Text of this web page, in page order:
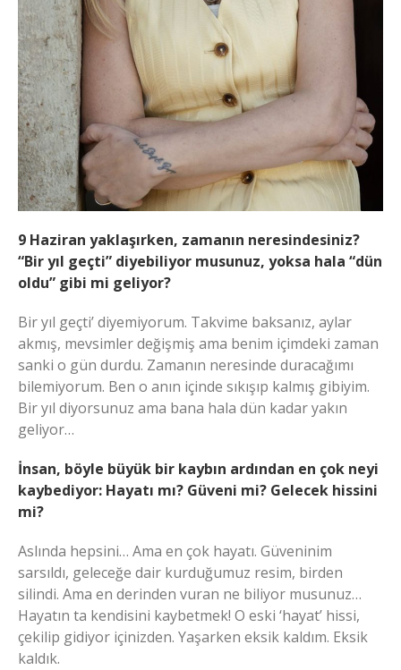
9 Haziran yaklaşırken, zamanın neresindesiniz?
“Bir yıl geçti” diyebiliyor musunuz, yoksa hala “dün
oldu” gibi mi geliyor?
Bir yıl geçti’ diyemiyorum. Takvime baksanız, aylar
akmış, mevsimler değişmiş ama benim içimdeki zaman
sanki o gün durdu. Zamanın neresinde duracağımı
bilemiyorum. Ben o anın içinde sıkışıp kalmış gibiyim.
Bir yıl diyorsunuz ama bana hala dün kadar yakın
geliyor…
İnsan, böyle büyük bir kaybın ardından en çok neyi
kaybediyor: Hayatı mı? Güveni mi? Gelecek hissini
mi?
Aslında hepsini… Ama en çok hayatı. Güveninim
sarsıldı, geleceğe dair kurduğumuz resim, birden
silindi. Ama en derinden vuran ne biliyor musunuz…
Hayatın ta kendisini kaybetmek! O eski ‘hayat’ hissi,
çekilip gidiyor içinizden. Yaşarken eksik kaldım. Eksik
kaldık.